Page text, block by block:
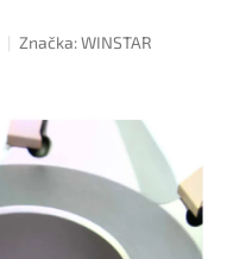
Značka:WINSTAR